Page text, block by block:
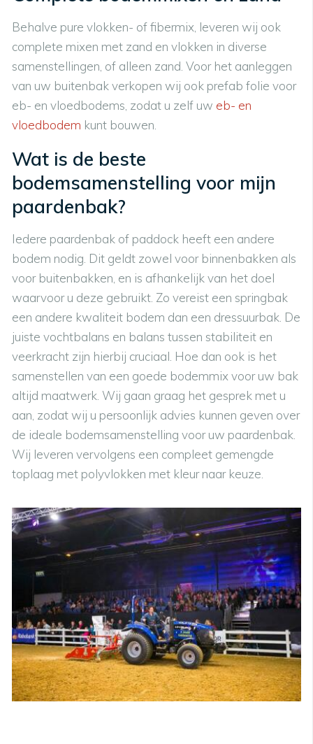
Behalve pure vlokken- of fibermix, leveren wij ook
complete mixen met zand en vlokken in diverse
samenstellingen, of alleen zand. Voor het aanleggen
van uw buitenbak verkopen wij ook prefab folie voor
eb- en vloedbodems, zodat u zelf uw eb- en
vloedbodem kunt bouwen.
Wat is de beste
bodemsamenstelling voor mijn
paardenbak?
Iedere paardenbak of paddock heeft een andere
bodem nodig. Dit geldt zowel voor binnenbakken als
voor buitenbakken, en is afhankelijk van het doel
waarvoor u deze gebruikt. Zo vereist een springbak
een andere kwaliteit bodem dan een dressuurbak. De
juiste vochtbalans en balans tussen stabiliteit en
veerkracht zijn hierbij cruciaal. Hoe dan ook is het
samenstellen van een goede bodemmix voor uw bak
altijd maatwerk. Wij gaan graag het gesprek met u
aan, zodat wij u persoonlijk advies kunnen geven over
de ideale bodemsamenstelling voor uw paardenbak.
Wij leveren vervolgens een compleet gemengde
toplaag met polyvlokken met kleur naar keuze.